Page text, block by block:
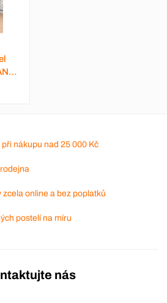
nákupu nad 25 000 Kč
zcela online a bez poplatků
postelí na míru
nás